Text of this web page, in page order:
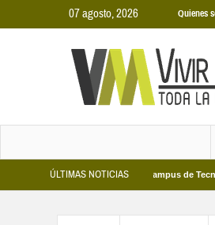
07 agosto, 2026 Quienes
ÚLTIMAS NOTICIAS
2026 Los Campus de